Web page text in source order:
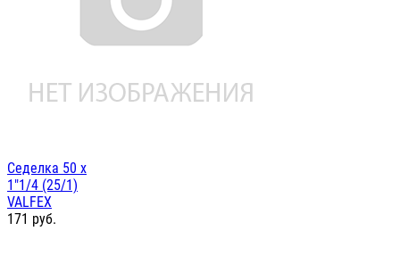
Седелка 50 х
1"1/4 (25/1)
VALFEX
171 руб.